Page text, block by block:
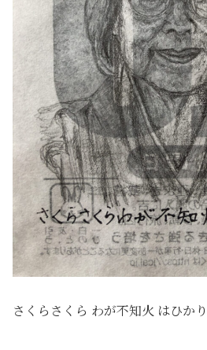
さくらさくら わが不知火 はひか